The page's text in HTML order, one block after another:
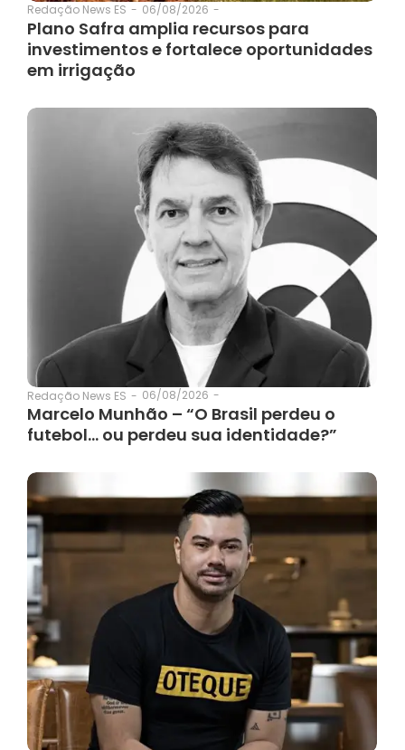
Redação News ES - 06/08/2026 -
Plano Safra amplia recursos para
investimentos e fortalece oportunidades
em irrigação
Redação News ES - 06/08/2026 -
Marcelo Munhão – “O Brasil perdeu o
futebol… ou perdeu sua identidade?”